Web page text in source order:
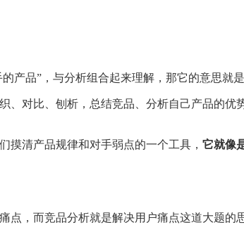
产品”，与分析组合起来理解，那它的意思就
对比、刨析，总结竞品、分析自己产品的
摸清产品规律和对手弱点的一个工具， 它就像
点，而竞品分析就是解决用户痛点这道大题的